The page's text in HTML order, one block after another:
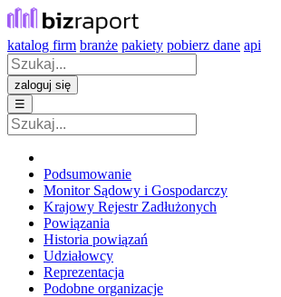
katalog firm branże pakiety pobierz dane api
zaloguj się
☰
Podsumowanie
Monitor Sądowy i Gospodarczy
Krajowy Rejestr Zadłużonych
Powiązania
Historia powiązań
Udziałowcy
Reprezentacja
Podobne organizacje